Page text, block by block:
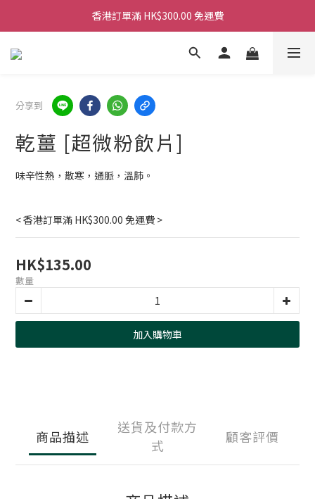
香港訂單滿 HK$300.00 免運費
香港訂單滿 HK$300.00 免運費
香港訂單滿 HK$300.00 免運費
分享到
乾薑 [超微粉飲片]
味辛性熱，散寒，通脈，溫肺。
< 香港訂單滿 HK$300.00 免運費 >
HK$135.00
數量
加入購物車
商品描述
送貨及付款方
式
顧客評價